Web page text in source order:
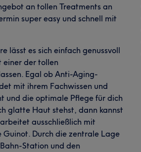
an tollen Treatments an
super easy und schnell mit
lässt es sich einfach genussvoll
einer der tollen
Egal ob Anti-Aging-
mit ihrem Fachwissen und
und die optimale Pflege für dich
glatte Haut stehst, dann kannst
ausschließlich mit
Durch die zentrale Lage
Station und den